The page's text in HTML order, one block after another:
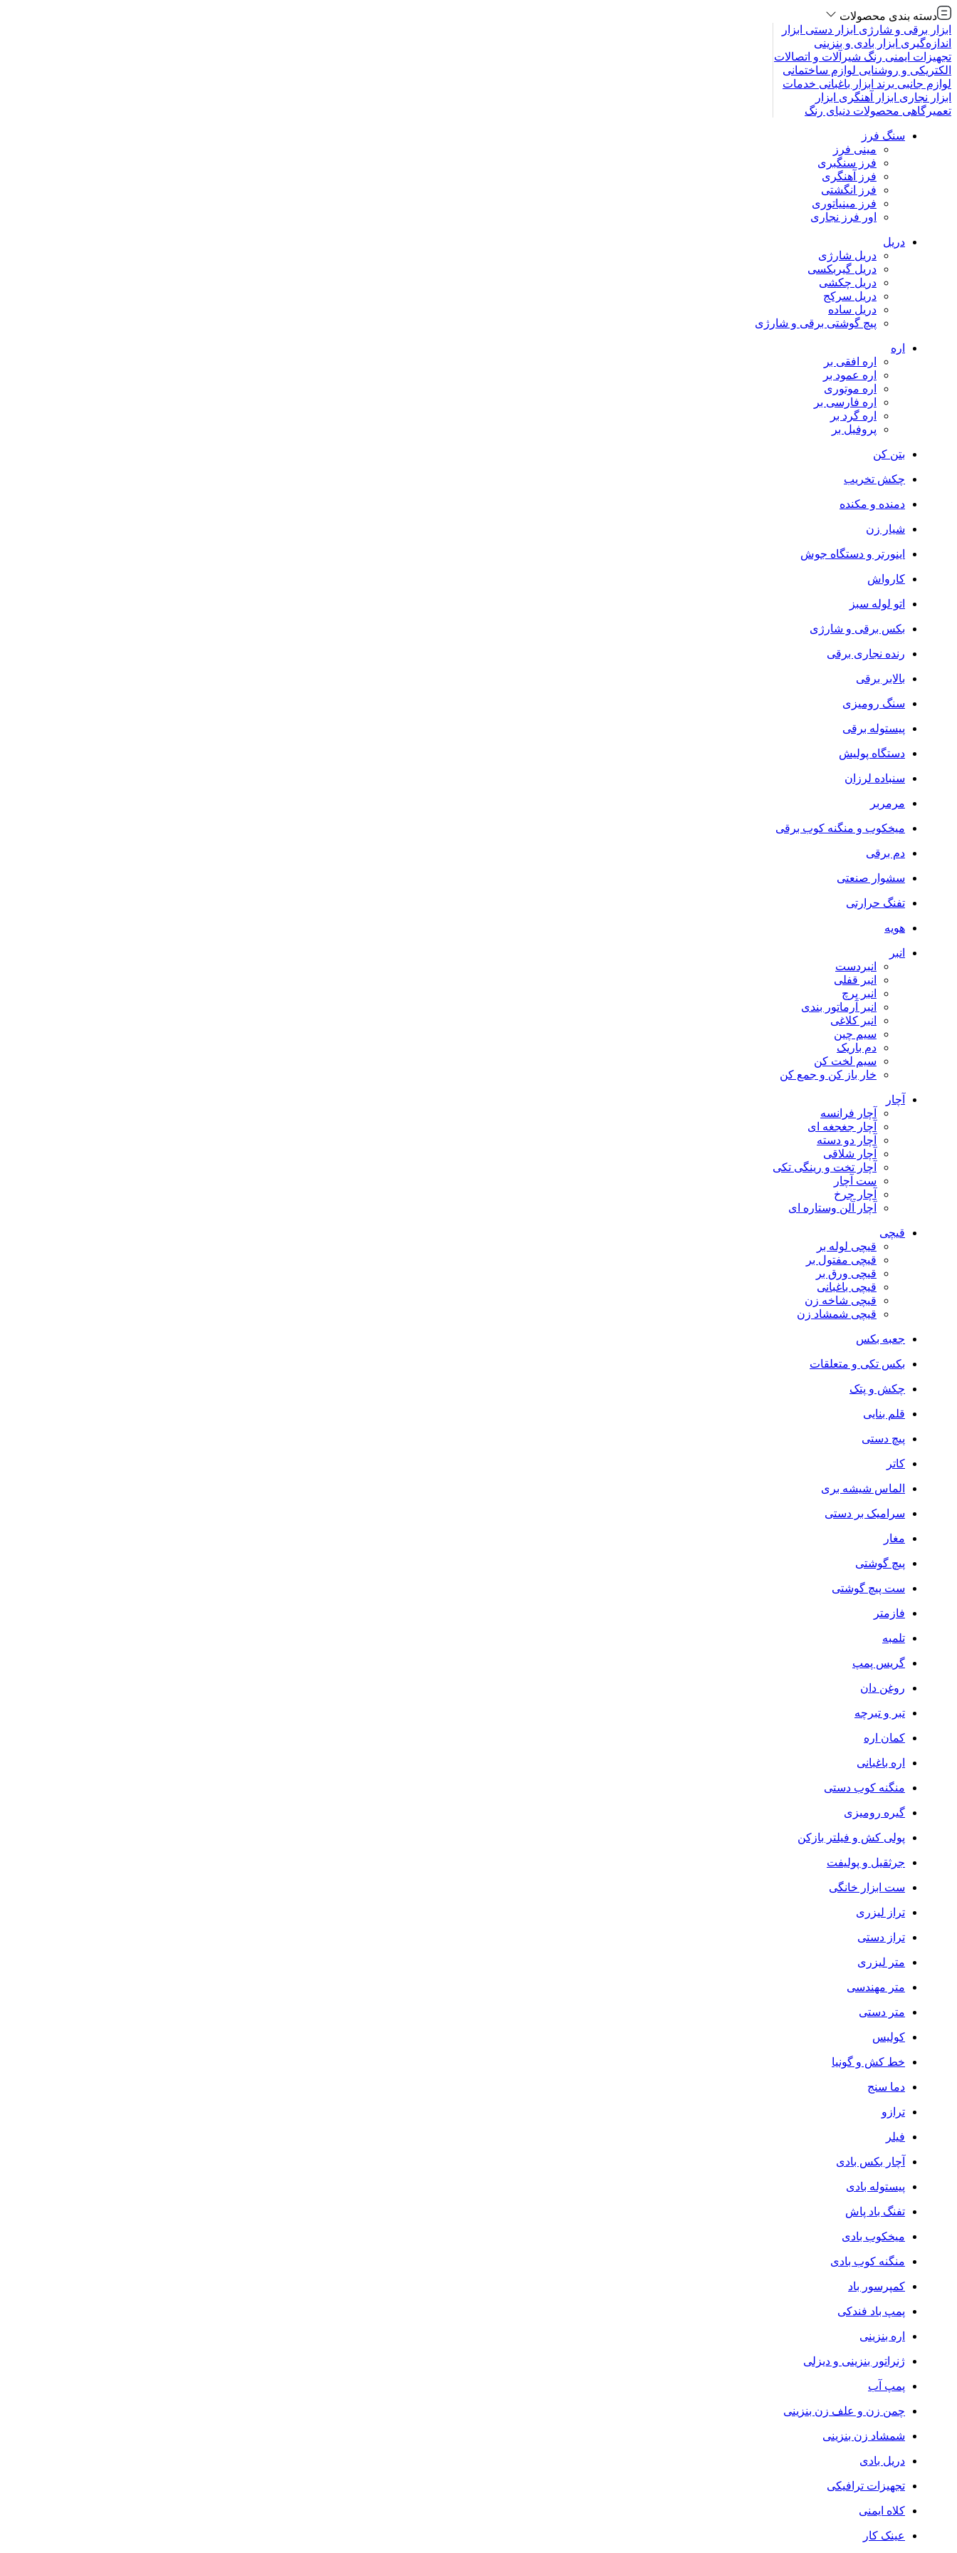
دسته بندی محصولات
ابزار برقی و شارژی ابزار دستی ابزار
اندازه‌گیری ابزار بادی و بنزینی
تجهیزات ایمنی رنگ شیرآلات و اتصالات
الکتریکی و روشنایی لوازم ساختمانی
لوازم جانبی برند ابزار باغبانی خدمات
ابزار نجاری ابزار آهنگری ابزار
تعمیرگاهی محصولات دنیای رنگ
سنگ فرز
مینی فرز
فرز سنگبری
فرز آهنگری
فرز انگشتی
فرز مینیاتوری
اور فرز نجاری
دریل
دریل شارژی
دریل گیربکسی
دریل چکشی
دریل سرکج
دریل ساده
پیچ گوشتی برقی و شارژی
اره
اره افقی بر
اره عمود بر
اره موتوری
اره فارسی بر
اره گرد بر
پروفیل بر
بتن کن
چکش تخریب
دمنده و مکنده
شیار زن
اینورتر و دستگاه جوش
کارواش
اتو لوله سبز
بکس برقی و شارژی
رنده نجاری برقی
بالابر برقی
سنگ رومیزی
پیستوله برقی
دستگاه پولیش
سنباده لرزان
مرمربر
میخکوب و منگنه کوب برقی
دم برقی
سشوار صنعتی
تفنگ حرارتی
هویه
انبر
انبردست
انبر قفلی
انبر پرچ
انبر آرماتور بندی
انبر کلاغی
سیم چین
دم باریک
سیم لخت کن
خار باز کن و جمع کن
آچار
آچار فرانسه
آچار جغجغه ای
آچار دو دسته
آچار شلاقی
آچار تخت و رینگی تکی
ست آچار
آچار چرخ
آچار آلن وستاره ای
قیچی
قیچی لوله بر
قیچی مفتول بر
قیچی ورق بر
قیچی باغبانی
قیچی شاخه زن
قیچی شمشاد زن
جعبه بکس
بکس تکی و متعلقات
چکش و پتک
قلم بنایی
پیچ دستی
کاتر
الماس شیشه بری
سرامیک بر دستی
مغار
پیچ گوشتی
ست پیچ گوشتی
فازمتر
تلمبه
گریس پمپ
روغن دان
تبر و تبرچه
کمان اره
اره باغبانی
منگنه کوب دستی
گیره رومیزی
پولی کش و فیلتر بازکن
جرثقیل و پولیفت
ست ابزار خانگی
تراز لیزری
تراز دستی
متر لیزری
متر مهندسی
متر دستی
کولیس
خط کش و گونیا
دما سنج
ترازو
فیلر
آچار بکس بادی
پیستوله بادی
تفنگ باد پاش
میخکوب بادی
منگنه کوب بادی
کمپرسور باد
پمپ باد فندکی
اره بنزینی
ژنراتور بنزینی و دیزلی
پمپ آب
چمن زن و علف زن بنزینی
شمشاد زن بنزینی
دریل بادی
تجهیزات ترافیکی
کلاه ایمنی
عینک کار